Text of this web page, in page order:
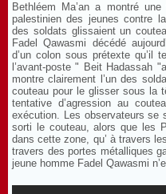
Bethléem Ma’an a montré
palestinien des jeunes contre
des soldats glissaient un
Fadel Qawasmi décédé
d’un colon sous prétexte qu’il
l’avant-poste " Beit Hadassah
montre clairement l’un des
couteau pour le glisser sous la
tentative d’agression au
exécution. Les observateurs se
sorti le couteau, alors que les
dans cette zone, qu’ à travers
travers des portes métalliques
jeune homme Fadel Qawasmi